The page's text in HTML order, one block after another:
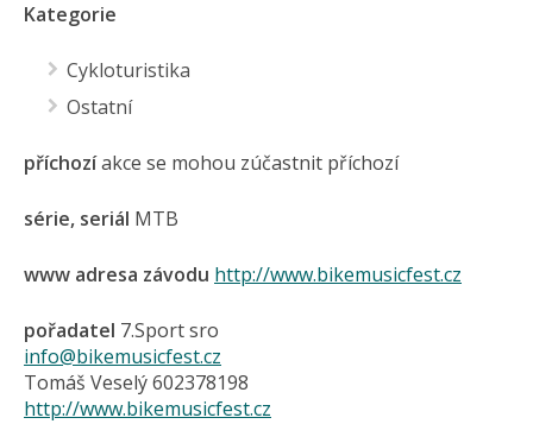
Kategorie
Cykloturistika
Ostatní
příchozíakce se mohou zúčastnit příchozí
série, seriál MTB
www adresa závodu http://www.bikemusicfest.cz
pořadatel 7.Sport sro
info@bikemusicfest.cz
Tomáš Veselý 602378198
http://www.bikemusicfest.cz